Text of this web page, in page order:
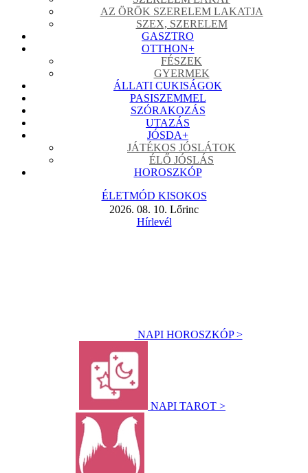
AZ ÖRÖK SZERELEM LAKATJA
SZEX, SZERELEM
GASZTRO
OTTHON+
FÉSZEK
GYERMEK
ÁLLATI CUKISÁGOK
PASISZEMMEL
SZÓRAKOZÁS
UTAZÁS
JÓSDA+
JÁTÉKOS JÓSLÁTOK
ÉLŐ JÓSLÁS
HOROSZKÓP
ÉLETMÓD KISOKOS
2026. 08. 10. Lőrinc
Hírlevél
NAPI HOROSZKÓP >
NAPI TAROT >